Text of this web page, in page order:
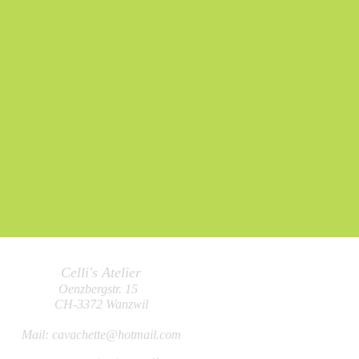
Celli's Atelier
Oenzbergstr. 15
CH-3372 Wanzwil
Mail: cavachette@hotmail.com